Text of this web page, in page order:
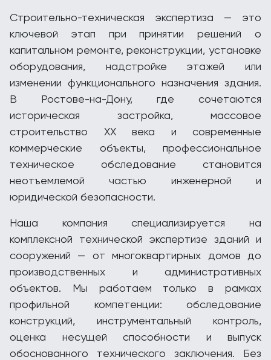
Строительно-техническая экспертиза — это
ключевой этап при принятии решений о
капитальном ремонте, реконструкции, установке
оборудования, надстройке этажей или
изменении функционального назначения здания.
В Ростове-на-Дону, где сочетаются
историческая застройка, массовое
строительство XX века и современные
коммерческие объекты, профессиональное
техническое обследование становится
неотъемлемой частью инженерной и
юридической безопасности.
Наша компания специализируется на
комплексной технической экспертизе зданий и
сооружений — от многоквартирных домов до
производственных и административных
объектов. Мы работаем только в рамках
профильной компетенции: обследование
конструкций, инструментальный контроль,
оценка несущей способности и выпуск
обоснованного технического заключения. Без